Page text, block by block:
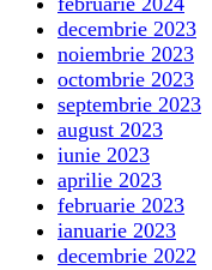
decembrie 2023
noiembrie 2023
octombrie 2023
septembrie 2023
august 2023
iunie 2023
aprilie 2023
februarie 2023
ianuarie 2023
decembrie 2022